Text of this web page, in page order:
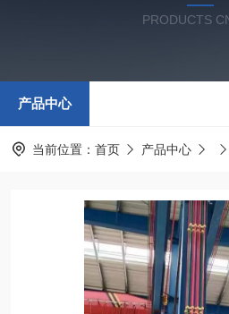
PRODUCTS
产品中心
当前位置： 首页 产品中心